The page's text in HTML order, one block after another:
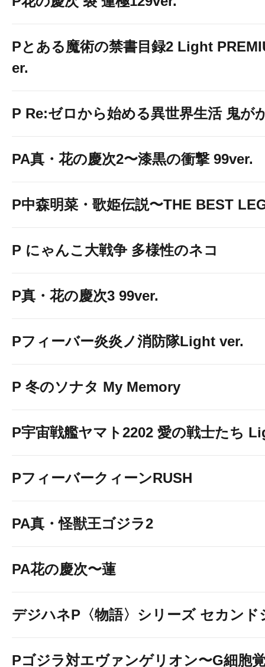
Pとある魔術の禁書目録2 Light
er.
P Re:ゼロから始める異世界生活 鬼が
PA真・花の慶次2〜漆黒の衝撃 99ver.
P中森明菜・歌姫伝説〜THE BEST
P にゃんこ大戦争 多様性のネコ
P真・花の慶次3 99ver.
Pフィーバー炎炎ノ消防隊Light ver.
P 冬のソナタ My Memory
P宇宙戦艦ヤマト2202 愛の戦士たち
PフィーバークィーンRUSH
PA真・怪獣王ゴジラ2
PA花の慶次〜蓮
デジハネP〈物語〉シリーズ セカンド
Pゴジラ対エヴァンゲリオン〜G細胞